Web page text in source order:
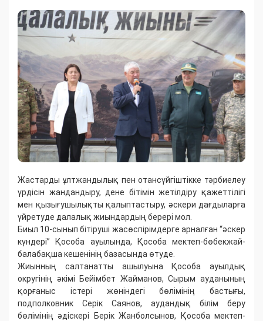
Жастарды ұлтжандылық пен отансүйгіштікке тәрбиелеу
үрдісін жандандыру, дене бітімін жетілдіру қажеттілігі
мен қызығушылықты қалыптастыру, әскери дағдыларға
үйретуде далалық жиындардың берері мол.
Биыл 10-сынып бітіруші жасөспірімдерге арналған “әскер
күндері” Қособа ауылында, Қособа мектеп-бөбекжай-
балабақша кешенінің базасында өтуде.
Жиынның салтанатты ашылуына Қособа ауылдық
округінің әкімі Бейімбет Жайманов, Сырым ауданының
қорғаныс істері жөніндегі бөлімінің бастығы,
подполковник Серік Саянов, аудандық білім беру
бөлімінің әдіскері Берік Жанболсынов, Қособа мектеп-